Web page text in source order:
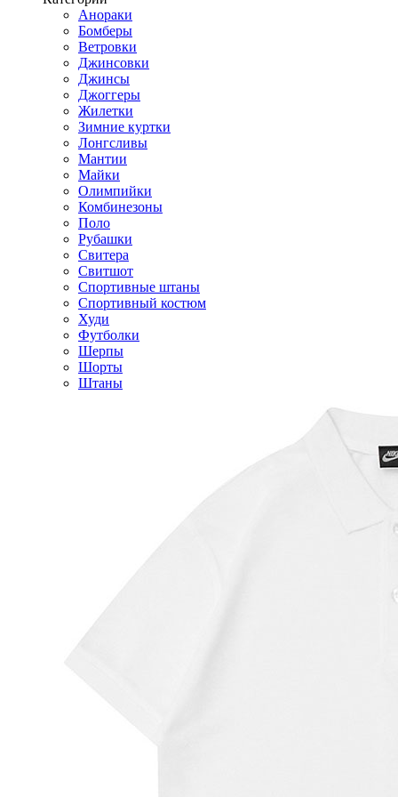
Анораки
Бомберы
Ветровки
Джинсовки
Джинсы
Джоггеры
Жилетки
Зимние куртки
Лонгсливы
Мантии
Майки
Олимпийки
Комбинезоны
Поло
Рубашки
Свитера
Свитшот
Спортивные штаны
Спортивный костюм
Худи
Футболки
Шерпы
Шорты
Штаны